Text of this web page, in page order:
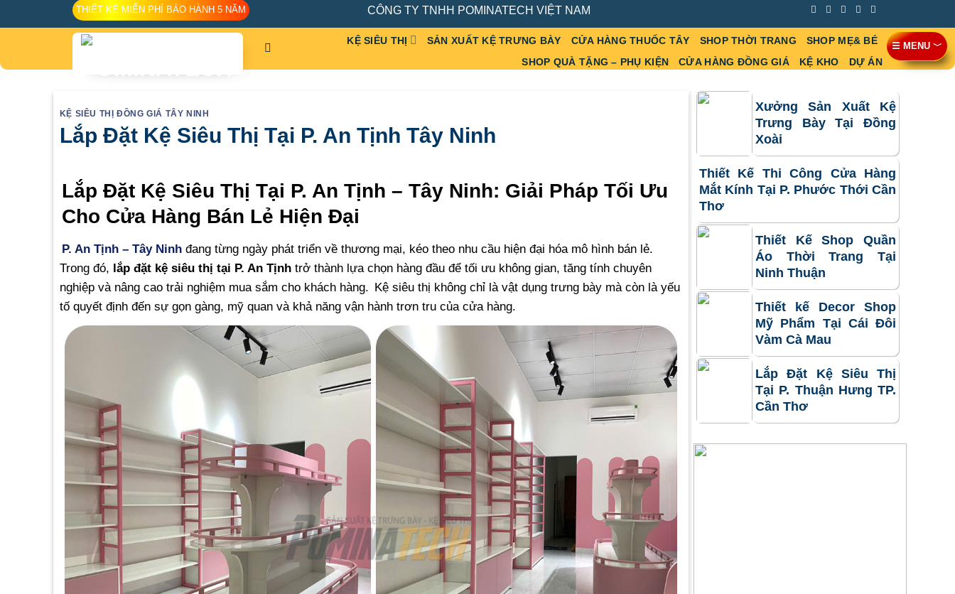
to
THIẾT KẾ MIỄN PHÍ BẢO HÀNH 5 NĂM CÔNG TY TNHH POMINATECH VIỆT NAM
KỆ SIÊU THỊ SẢN XUẤT KỆ TRƯNG BÀY CỬA HÀNG THUỐC TÂY SHOP THỜI TRANG
SHOP MẸ& BÉ
SHOP QUÀ TẶNG – PHỤ KIỆN
CỬA HÀNG ĐỒNG GIÁ KỆ KHO DỰ ÁN
KỆ SIÊU THỊ ĐỒNG GIÁ TÂY NINH
Lắp Đặt Kệ Siêu Thị Tại P. An Tịnh Tây Ninh
Lắp Đặt Kệ Siêu Thị Tại P. An Tịnh – Tây Ninh: Giải Pháp Tối Ưu
Cho Cửa Hàng Bán Lẻ Hiện Đại
P. An Tịnh – Tây Ninhđang từng ngày phát triển về thương mại, kéo theo nhu cầu hiện đại hóa mô hình bán lẻ.
Trong đó, lắp đặt kệ siêu thị tại P. An Tịnhtrở thành lựa chọn hàng đầu để tối ưu không gian, tăng tính chuyên
nghiệp và nâng cao trải nghiệm mua sắm cho khách hàng. Kệ siêu thị không chỉ là vật dụng trưng bày mà còn là yếu
tố quyết định đến sự gọn gàng, mỹ quan và khả năng vận hành trơn tru của cửa hàng.
Xưởng Sản Xuất Kệ
Trưng Bày Tại Đồng
Xoài
Thiết Kế Thi Công Cửa Hàng
Mắt Kính Tại P. Phước Thới Cần
Thơ
Thiết Kế Shop Quần
Áo Thời Trang Tại
Ninh Thuận
Thiết kế Decor Shop
Mỹ Phẩm Tại Cái Đôi
Vàm Cà Mau
Lắp Đặt Kệ Siêu Thị
Tại P. Thuận Hưng TP.
Cần Thơ
☰ MENU ﹀